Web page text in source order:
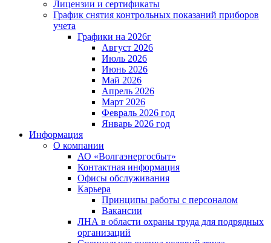
Лицензии и сертификаты
График снятия контрольных показаний приборов
учета
Графики на 2026г
Август 2026
Июль 2026
Июнь 2026
Май 2026
Апрель 2026
Март 2026
Февраль 2026 год
Январь 2026 год
Информация
О компании
АО «Волгаэнергосбыт»
Контактная информация
Офисы обслуживания
Карьера
Принципы работы с персоналом
Вакансии
ЛНА в области охраны труда для подрядных
организаций